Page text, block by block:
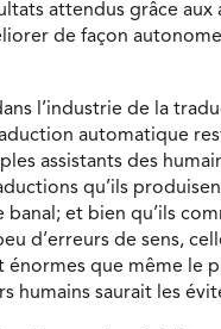
attendus grâce aux
de façon
l’industrie de la
automatique
assistants des
qu’ils
banal; et bien qu’ils
d’erreurs de sens,
énormes que même le
humains saurait les